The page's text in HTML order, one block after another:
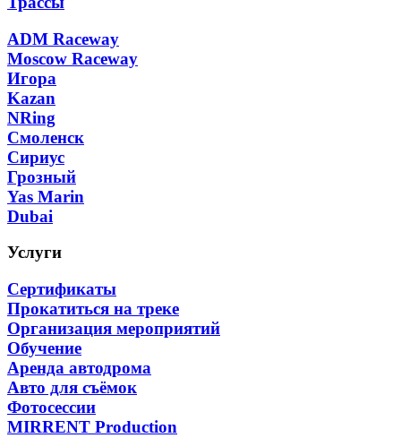
ADM Raceway
Moscow Raceway
Игора
Kazan
NRing
Смоленск
Сириус
Грозный
Yas Marin
Dubai
Услуги
Сертификаты
Прокатиться на треке
Организация мероприятий
Обучение
Аренда автодрома
Авто для съёмок
Фотосессии
MIRRENT Production